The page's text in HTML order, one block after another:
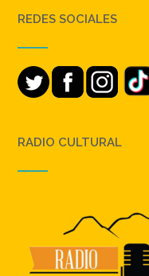
REDES SOCIALES
RADIO CULTURAL